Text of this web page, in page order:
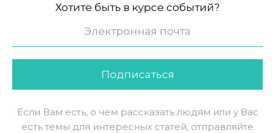
Хотите быть в курсе событий?
Подписаться
Если Вам есть, о чем рассказать людям или у Вас
есть темы для интересных статей, отправляйте